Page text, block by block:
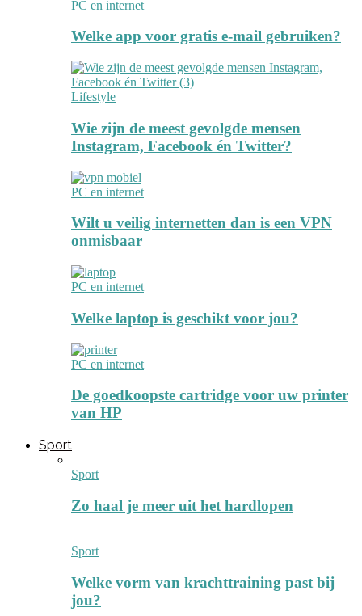
PC en internet
Welke app voor gratis e-mail gebruiken?
Lifestyle
Wie zijn de meest gevolgde mensen
Instagram, Facebook én Twitter?
PC en internet
Wilt u veilig internetten dan is een VPN
onmisbaar
PC en internet
Welke laptop is geschikt voor jou?
PC en internet
De goedkoopste cartridge voor uw printer
van HP
Sport
Sport
Zo haal je meer uit het hardlopen
Sport
Welke vorm van krachttraining past bij
jou?